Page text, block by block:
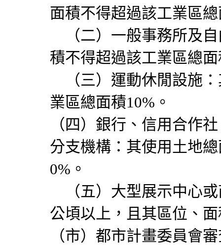
面積不得超過該工業區
（二）一般事務所及
積不得超過該工業區總
（三）運動休閒設施
業區總面積10%。
（四）銀行、信用合作
分支機構：其使用土地
0%。
（五）大型展示中心或
公頃以上，且其區位、
（市）都市計畫委員會